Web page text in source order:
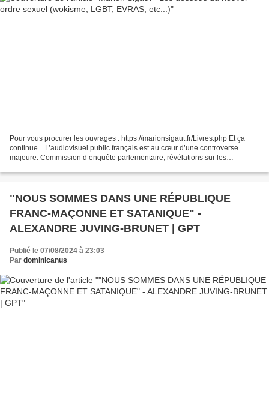
Pour vous procurer les ouvrages : https://marionsigaut.fr/Livres.php Et ça
continue... L’audiovisuel public français est au cœur d’une controverse
majeure. Commission d’enquête parlementaire, révélations sur les
"NOUS SOMMES DANS UNE RÉPUBLIQUE
FRANC-MAÇONNE ET SATANIQUE" -
ALEXANDRE JUVING-BRUNET | GPT
Publié le 07/08/2024 à 23:03
Par dominicanus